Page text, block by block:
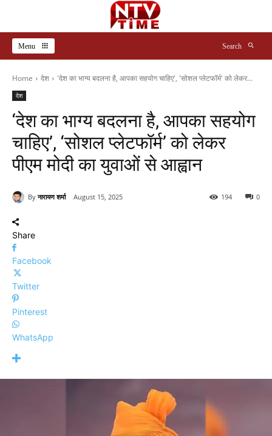
Menu Search
Home देश 'देश का भाग्य बदलना है, आपका सहयोग चाहिए', 'सोशल प्लेटफॉर्म' को लेकर...
देश
‘देश का भाग्य बदलना है, आपका सहयोग
चाहिए’, ‘सोशल प्लेटफॉर्म’ को लेकर
पीएम मोदी का युवाओं से आह्वान
By नारायण शर्मा August 15, 2025 0
194
Share
Facebook
Twitter
Pinterest
WhatsApp